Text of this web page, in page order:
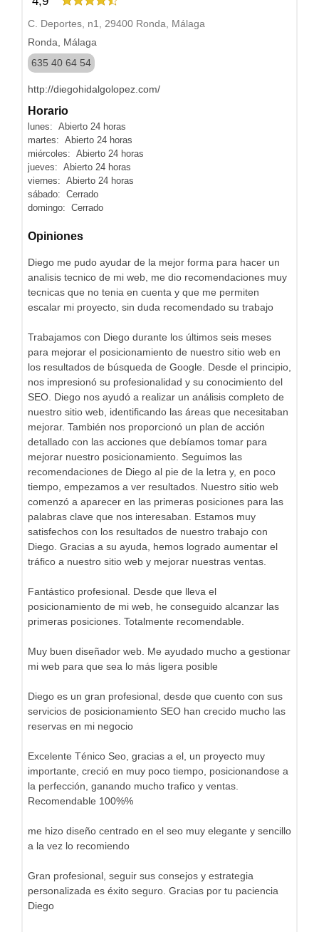
C. Deportes, n1, 29400 Ronda, Málaga
Ronda, Málaga
635 40 64 54
http://diegohidalgolopez.com/
Horario
lunes: Abierto 24 horas
martes: Abierto 24 horas
miércoles: Abierto 24 horas
jueves: Abierto 24 horas
viernes: Abierto 24 horas
sábado: Cerrado
domingo: Cerrado
Opiniones
Diego me pudo ayudar de la mejor forma para hacer un
analisis tecnico de mi web, me dio recomendaciones muy
tecnicas que no tenia en cuenta y que me permiten
escalar mi proyecto, sin duda recomendado su trabajo
Trabajamos con Diego durante los últimos seis meses
para mejorar el posicionamiento de nuestro sitio web en
los resultados de búsqueda de Google. Desde el principio,
nos impresionó su profesionalidad y su conocimiento del
SEO. Diego nos ayudó a realizar un análisis completo de
nuestro sitio web, identificando las áreas que necesitaban
mejorar. También nos proporcionó un plan de acción
detallado con las acciones que debíamos tomar para
mejorar nuestro posicionamiento. Seguimos las
recomendaciones de Diego al pie de la letra y, en poco
tiempo, empezamos a ver resultados. Nuestro sitio web
comenzó a aparecer en las primeras posiciones para las
palabras clave que nos interesaban. Estamos muy
satisfechos con los resultados de nuestro trabajo con
Diego. Gracias a su ayuda, hemos logrado aumentar el
tráfico a nuestro sitio web y mejorar nuestras ventas.
Fantástico profesional. Desde que lleva el
posicionamiento de mi web, he conseguido alcanzar las
primeras posiciones. Totalmente recomendable.
Muy buen diseñador web. Me ayudado mucho a gestionar
mi web para que sea lo más ligera posible
Diego es un gran profesional, desde que cuento con sus
servicios de posicionamiento SEO han crecido mucho las
reservas en mi negocio
Excelente Ténico Seo, gracias a el, un proyecto muy
importante, creció en muy poco tiempo, posicionandose a
la perfección, ganando mucho trafico y ventas.
Recomendable 100%%
me hizo diseño centrado en el seo muy elegante y sencillo
a la vez lo recomiendo
Gran profesional, seguir sus consejos y estrategia
personalizada es éxito seguro. Gracias por tu paciencia
Diego